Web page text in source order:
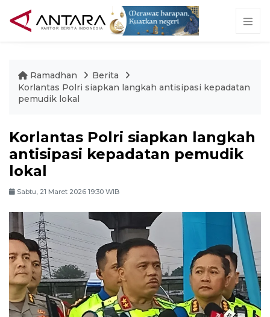
Ramadhan
Berita
Korlantas Polri siapkan langkah antisipasi kepadatan
pemudik lokal
Korlantas Polri siapkan langkah
antisipasi kepadatan pemudik
lokal
Sabtu, 21 Maret 2026 19:30 WIB